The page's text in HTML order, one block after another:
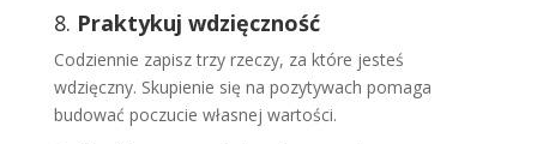
8. Praktykuj wdzięczność
Codziennie zapisz trzy rzeczy, za które jesteś
wdzięczny. Skupienie się na pozytywach pomaga
budować poczucie własnej wartości.